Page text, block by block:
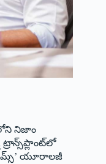
నిజాం
యూరాలజీ